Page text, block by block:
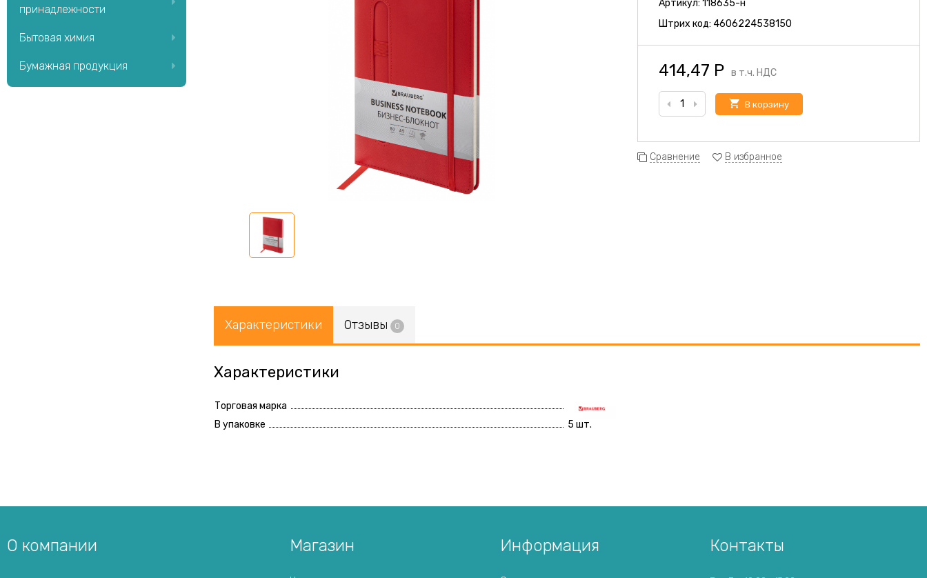
Артикул:118635-н
Штрих код:4606224538150
414,47 Р в т.ч. НДС
В корзину
Сравнение В избранное
Характеристики Отзывы 0
Характеристики
Торговая марка
В упаковке
5 шт.
принадлежности
Бытовая химия
Бумажная продукция
О компании Магазин Информация Контакты